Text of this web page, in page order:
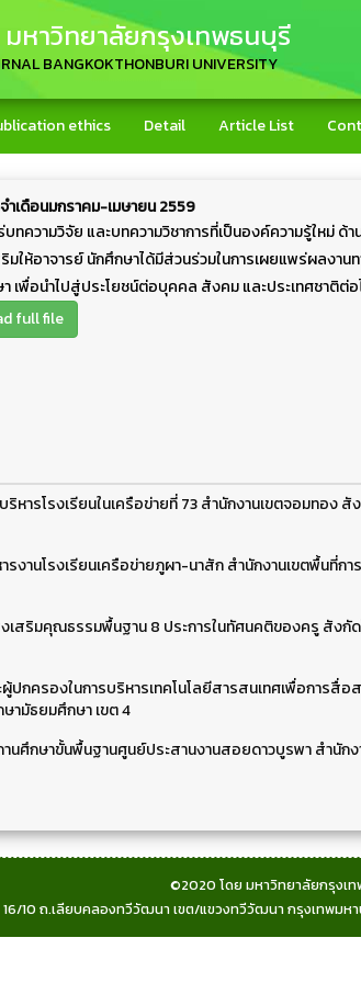
หาวิทยาลัยกรุงเทพธนบุรี
BANGKOKTHONBURI UNIVERSITY
ethics Detail Article List
ำเดือนมกราคม-เมษายน 2559
บทความวิจัย และบทความวิชาการที่เป็นองค์ความรู้ใหม่
มให้อาจารย์ นักศึกษาได้มีส่วนร่วมในการเผยแพร่ผลงา
เพื่อนำไปสู่ประโยชน์ต่อบุคคล สังคม และประเทศชาติต่อ
full file
ารโรงเรียนในเครือข่ายที่ 73 สำนักงานเขตจอมทอง สั
งานโรงเรียนเครือข่ายภูผา-นาสัก สำนักงานเขตพื้นที่ก
สริมคุณธรรมพื้นฐาน 8 ประการในทัศนคติของครู สังกัด
ปกครองในการบริหารเทคโนโลยีสารสนเทศเพื่อการสื่
ามัธยมศึกษา เขต 4
านศึกษาขั้นพื้นฐานศูนย์ประสานงานสอยดาวบูรพา สำนัก
©2020 โดย มหาวิทยาลัยกรุงเ
16/10 ถ.เลียบคลองทวีวัฒนา เขต/แขวงทวีวัฒนา กรุงเทพม